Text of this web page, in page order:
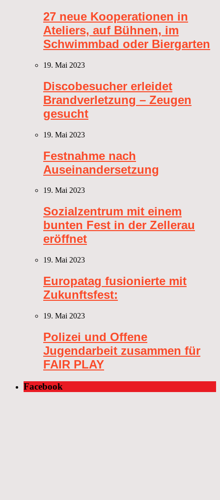
27 neue Kooperationen in
Ateliers, auf Bühnen, im
Schwimmbad oder Biergarten
19. Mai 2023
Discobesucher erleidet
Brandverletzung – Zeugen
gesucht
19. Mai 2023
Festnahme nach
Auseinandersetzung
19. Mai 2023
Sozialzentrum mit einem
bunten Fest in der Zellerau
eröffnet
19. Mai 2023
Europatag fusionierte mit
Zukunftsfest:
19. Mai 2023
Polizei und Offene
Jugendarbeit zusammen für
FAIR PLAY
Facebook